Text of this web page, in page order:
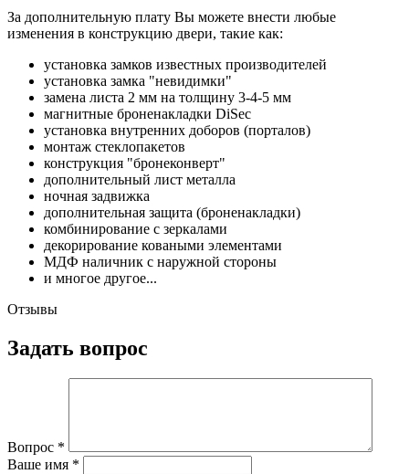
За дополнительную плату Вы можете внести любые
изменения в конструкцию двери, такие как:
установка замков известных производителей
установка замка "невидимки"
замена листа 2 мм на толщину 3-4-5 мм
магнитные броненакладки DiSec
установка внутренних доборов (порталов)
монтаж стеклопакетов
конструкция "бронеконверт"
дополнительный лист металла
ночная задвижка
дополнительная защита (броненакладки)
комбинирование с зеркалами
декорирование коваными элементами
МДФ наличник с наружной стороны
и многое другое...
Отзывы
Задать вопрос
Вопрос *
Ваше имя *